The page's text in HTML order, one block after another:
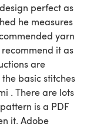
perfect as
he measures
yarn
it as
are
basic stitches
. There are lots
is a PDF
it. Adobe